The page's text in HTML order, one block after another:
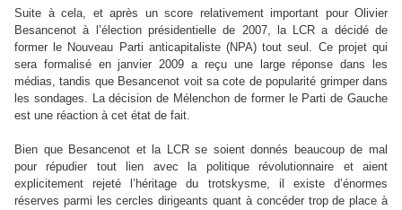
Suite à cela, et après un score relativement important pour Olivier
Besancenot à l’élection présidentielle de 2007, la LCR a décidé de
former le Nouveau Parti anticapitaliste (NPA) tout seul. Ce projet qui
sera formalisé en janvier 2009 a reçu une large réponse dans les
médias, tandis que Besancenot voit sa cote de popularité grimper dans
les sondages. La décision de Mélenchon de former le Parti de Gauche
est une réaction à cet état de fait.
Bien que Besancenot et la LCR se soient donnés beaucoup de mal
pour répudier tout lien avec la politique révolutionnaire et aient
explicitement rejeté l’héritage du trotskysme, il existe d’énormes
réserves parmi les cercles dirigeants quant à concéder trop de place à